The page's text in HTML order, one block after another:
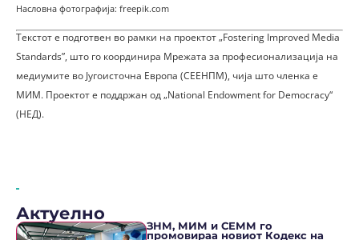
Насловна фотографија: freepik.com
Текстот е подготвен во рамки на проектот „Fostering Improved Media
Standards”, што го координира Мрежата за професионализација на
медиумите во Југоисточна Европа (СЕЕНПМ), чија што членка е
МИМ. Проектот е поддржан од „National Endowment for Democracy“
(НЕД).
Актуелно
ЗНМ, МИМ и СЕММ го
промовираа новиот Кодекс на